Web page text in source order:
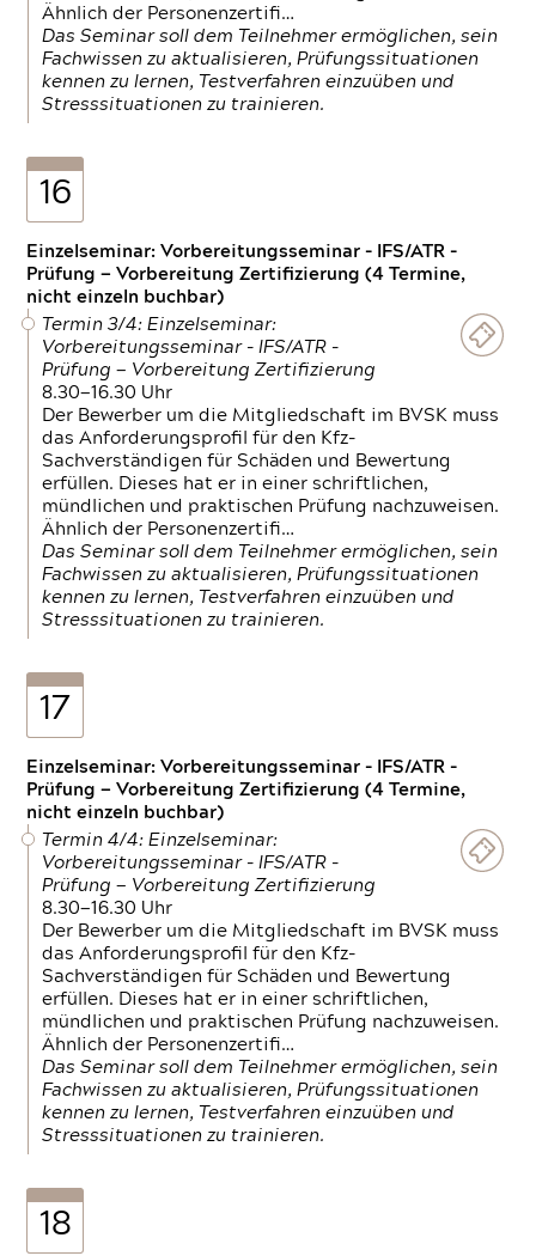
Ähnlich der Personenzertifi…
Das Seminar soll dem Teilnehmer ermöglichen, sein
Fachwissen zu aktualisieren, Prüfungssituationen
kennen zu lernen, Testverfahren einzuüben und
Stresssituationen zu trainieren.
16
Einzelseminar: Vorbereitungsseminar - IFS/ATR -
Prüfung — Vorbereitung Zertifizierung (4 Termine,
nicht einzeln buchbar)
Termin 3/4: Einzelseminar:
Vorbereitungsseminar - IFS/ATR -
Prüfung — Vorbereitung Zertifizierung
8.30—16.30 Uhr
Der Bewerber um die Mitgliedschaft im BVSK muss
das Anforderungsprofil für den Kfz-
Sachverständigen für Schäden und Bewertung
erfüllen. Dieses hat er in einer schriftlichen,
mündlichen und praktischen Prüfung nachzuweisen.
Ähnlich der Personenzertifi…
Das Seminar soll dem Teilnehmer ermöglichen, sein
Fachwissen zu aktualisieren, Prüfungssituationen
kennen zu lernen, Testverfahren einzuüben und
Stresssituationen zu trainieren.
17
Einzelseminar: Vorbereitungsseminar - IFS/ATR -
Prüfung — Vorbereitung Zertifizierung (4 Termine,
nicht einzeln buchbar)
Termin 4/4: Einzelseminar:
Vorbereitungsseminar - IFS/ATR -
Prüfung — Vorbereitung Zertifizierung
8.30—16.30 Uhr
Der Bewerber um die Mitgliedschaft im BVSK muss
das Anforderungsprofil für den Kfz-
Sachverständigen für Schäden und Bewertung
erfüllen. Dieses hat er in einer schriftlichen,
mündlichen und praktischen Prüfung nachzuweisen.
Ähnlich der Personenzertifi…
Das Seminar soll dem Teilnehmer ermöglichen, sein
Fachwissen zu aktualisieren, Prüfungssituationen
kennen zu lernen, Testverfahren einzuüben und
Stresssituationen zu trainieren.
18